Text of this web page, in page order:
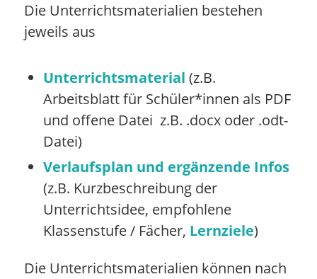
Die Unterrichtsmaterialien bestehen
jeweils aus
Unterrichtsmaterial (z.B.
Arbeitsblatt für Schüler*innen als PDF
und offene Datei z.B. .docx oder .odt-
Datei)
Verlaufsplan und ergänzende Infos
(z.B. Kurzbeschreibung der
Unterrichtsidee, empfohlene
Klassenstufe / Fächer, Lernziele)
Die Unterrichtsmaterialien können nach